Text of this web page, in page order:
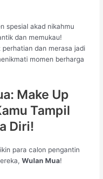
spesial akad nikahmu
dan memukau!
dan merasa jadi
momen berharga
Make Up
Tampil
Diri!
para calon pengantin
Wulan Mua!